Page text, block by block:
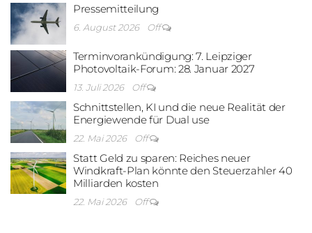
Pressemitteilung
6. August 2026 Off
Terminvorankündigung: 7. Leipziger
Photovoltaik-Forum: 28. Januar 2027
13. Juli 2026 Off
Schnittstellen, KI und die neue Realität der
Energiewende für Dual use
22. Mai 2026 Off
Statt Geld zu sparen: Reiches neuer
Windkraft-Plan könnte den Steuerzahler 40
Milliarden kosten
22. Mai 2026 Off